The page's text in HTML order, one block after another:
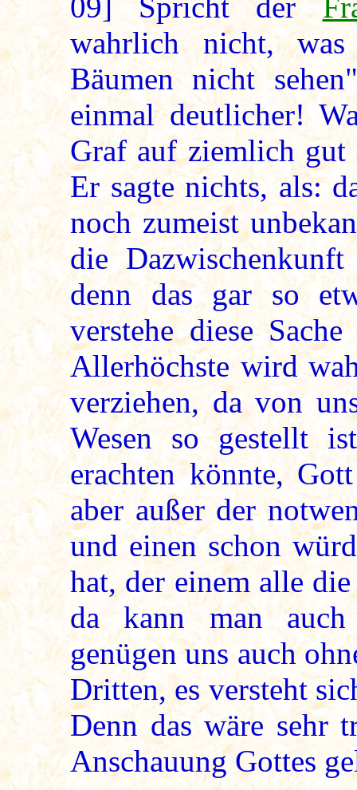
09] Spricht der
wahrlich nicht,
Bäumen nicht
einmal deutlicher!
Graf auf ziemlich gut
Er sagte nichts, als:
noch zumeist
die
denn das gar so
verstehe diese
Allerhöchste wird
verziehen, da von
Wesen so gestellt
erachten könnte,
aber außer der
und einen schon
hat, der einem alle
da kann man
genügen uns auch
Dritten, es versteht
Denn das wäre sehr
Anschauung Gottes